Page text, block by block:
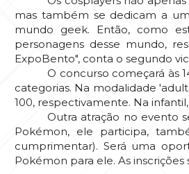
mas também se dedicam a
mundo geek. Então, como
personagens desse mundo,
ExpoBento", conta o segundo
O concurso começará às
categorias. Na modalidade
100, respectivamente. Na
Outra atração no evento
Pokémon, ele participa,
cumprimentar). Será uma
Pokémon para ele. As inscrições